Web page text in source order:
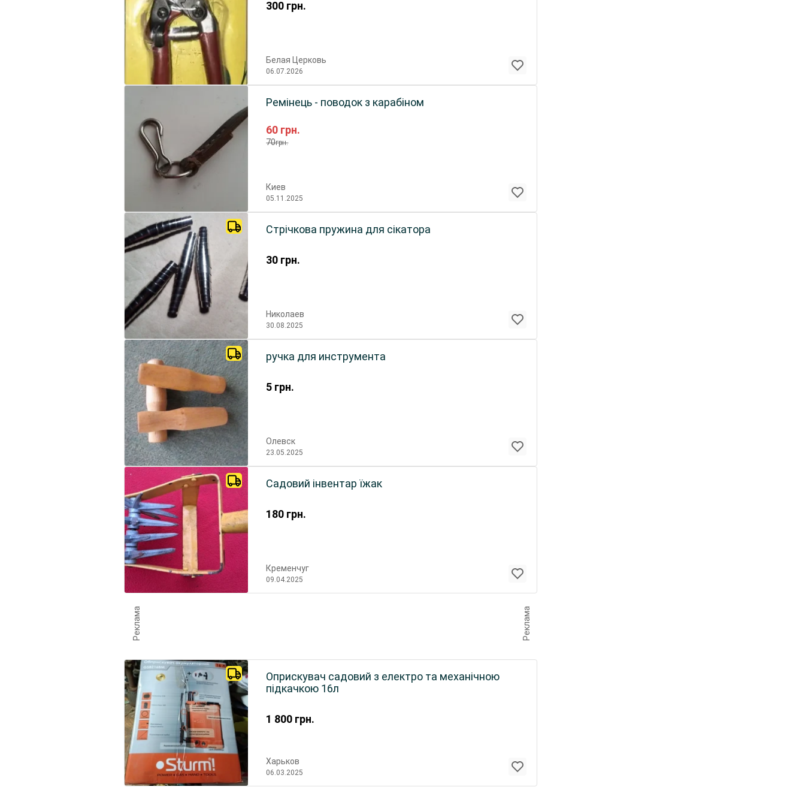
300 грн.
Белая Церковь
06.07.2026
60 грн.
70грн.
Ремінець - поводок з карабіном
Киев
05.11.2025
30 грн.
Стрічкова пружина для сікатора
Николаев
30.08.2025
5 грн.
ручка для инструмента
Олевск
23.05.2025
180 грн.
Садовий інвентар їжак
Кременчуг
09.04.2025
Реклама Реклама
1 800 грн.
Оприскувач садовий з електро та механічною
підкачкою 16л
Харьков
06.03.2025